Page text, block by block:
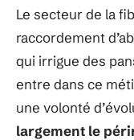
Le secteur de la
raccordement
qui irrigue des
entre dans ce
une volonté
largement le